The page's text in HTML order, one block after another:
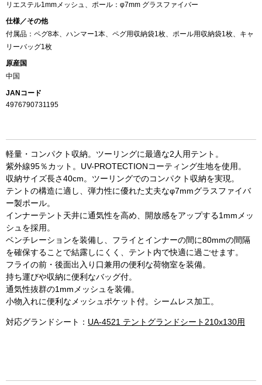
お買い物を続ける
リエステル1mmメッシュ、ポール：φ7mm グラスファイバー
仕様／その他
付属品：ペグ8本、ハンマー1本、ペグ用収納袋1枚、ポール用収納袋1枚、キャ
リーバッグ1枚
原産国
中国
JANコード
4976790731195
軽量・コンパクト収納。ツーリングに最適な2人用テント。
紫外線95％カット。UV-PROTECTIONコーティング生地を使用。
収納サイズ長さ40cm。ツーリングでのコンパクト収納を実現。
テントの構造に適し、弾力性に優れた丈夫なφ7mmグラスファイバ
ー製ポール。
インナーテント天井に通気性を高め、開放感をアップする1mmメッ
シュを採用。
ベンチレーションを装備し、フライとインナーの間に80mmの間隔
を確保することで結露しにくく、テント内で快適に過ごせます。
フライの前・後面出入り口兼用の便利な荷物室を装備。
持ち運びや収納に便利なバッグ付。
通気性抜群の1mmメッシュを装備。
小物入れに便利なメッシュポケット付。シームレス加工。
対応グランドシート： UA-4521 テントグランドシート210x130用